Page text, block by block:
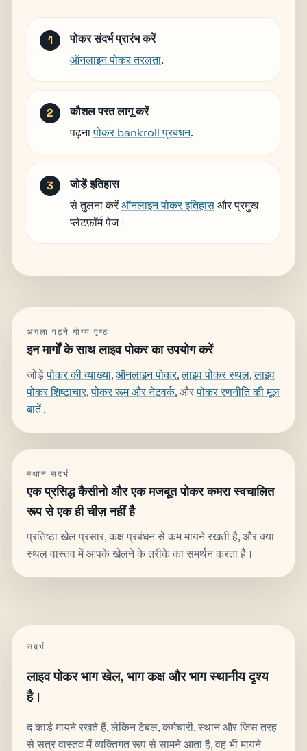
पोकर संदर्भ प्रारंभ करें
ऑनलाइन पोकर तरलता.
कौशल परत लागू करें
पढ़नापोकर bankroll प्रबंधन.
जोड़ें इतिहास
से तुलना करेंऑनलाइन पोकर इतिहासऔर प्रमुख
प्लेटफ़ॉर्म पेज।
अगला पढ़ने योग्य पृष्ठ
इन मार्गों के साथ लाइव पोकर का उपयोग करें
जोड़ेंपोकर की व्याख्या,ऑनलाइन पोकर,लाइव पोकर स्थल,लाइव
पोकर शिष्टाचार,पोकर रूम और नेटवर्क, औरपोकर रणनीति की मूल
बातें.
स्थान संदर्भ
एक प्रसिद्ध कैसीनो और एक मजबूत पोकर कमरा स्वचालित
रूप से एक ही चीज़ नहीं है
प्रतिष्ठा खेल प्रसार, कक्ष प्रबंधन से कम मायने रखती है, और क्या
स्थल वास्तव में आपके खेलने के तरीके का समर्थन करता है।
संदर्भ
लाइव पोकर भाग खेल, भाग कक्ष और भाग स्थानीय दृश्य
है।
द कार्ड मायने रखते हैं, लेकिन टेबल, कर्मचारी, स्थान और जिस तरह
से सत्र वास्तव में व्यक्तिगत रूप से सामने आता है, वह भी मायने